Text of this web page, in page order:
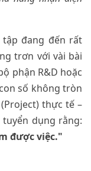
đang đến rất
trơn với vài bài
phận R&D hoặc
số không tròn
thực tế –
dụng rằng:
được việc."